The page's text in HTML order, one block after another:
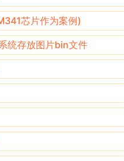
芯片作为案例)
统存放图片bin文件